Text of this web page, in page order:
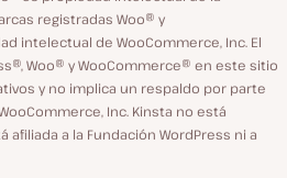
registradas Woo® y
intelectual de WooCommerce, Inc. El
Woo® y WooCommerce® en este sitio
y no implica un respaldo por parte
Inc. Kinsta no está
afiliada a la Fundación WordPress ni a